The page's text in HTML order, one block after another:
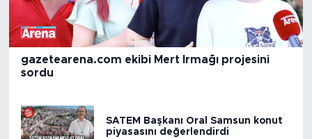
gazetearena.com ekibi Mert Irmağı projesini
sordu
SATEM Başkanı Oral Samsun konut
piyasasını değerlendirdi